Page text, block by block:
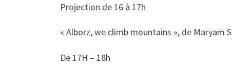
Projection de 16 à 17h
« Alborz, we climb mountains », de Maryam
De 17H – 18h